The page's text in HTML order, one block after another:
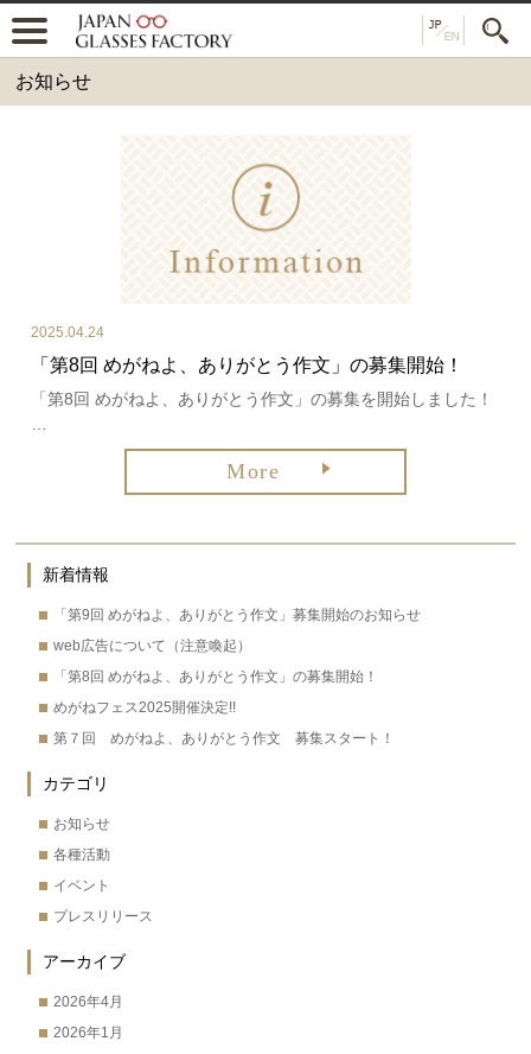
お知らせ
2025.04.24
「第8回 めがねよ、ありがとう作文」の募集開始！
「第8回 めがねよ、ありがとう作文」の募集を開始しました！
More
新着情報
「第9回 めがねよ、ありがとう作文」募集開始のお知らせ
web広告について（注意喚起）
「第8回 めがねよ、ありがとう作文」の募集開始！
めがねフェス2025開催決定!!
第７回 めがねよ、ありがとう作文 募集スタート！
カテゴリ
お知らせ
各種活動
イベント
プレスリリース
アーカイブ
2026年4月
2026年1月